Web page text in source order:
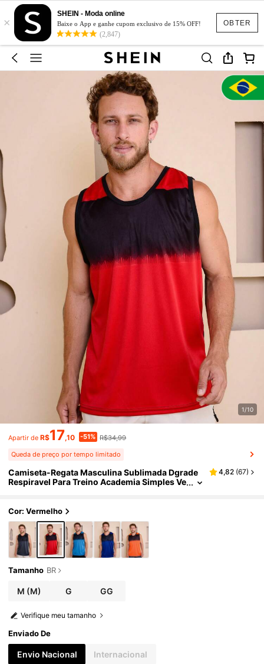
OBTER
×
SHEIN - Moda online
Baixe o App e ganhe cupom exclusivo de 15% OFF!
(2,847)
1/10
Apartir de R$17,10 -51% R$34,99
Queda de preço por tempo limitado
Camiseta-Regata Masculina Sublimada Dgrade
Respiravel Para Treino Academia Simples Ve
4,82 (67)
Cor: Vermelho
Tamanho BR
M (M) G GG
Verifique meu tamanho
Enviado De
Envio Nacional Internacional